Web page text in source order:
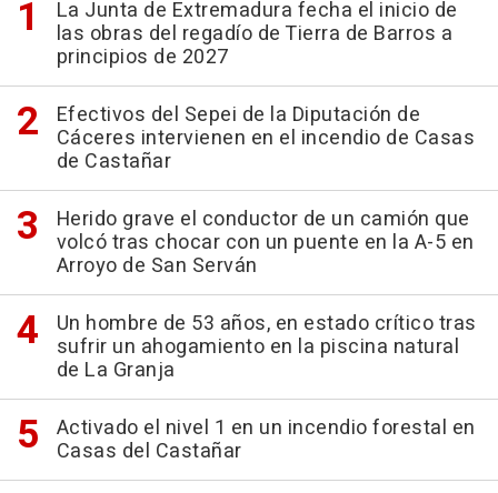
La Junta de Extremadura fecha el inicio de
las obras del regadío de Tierra de Barros a
principios de 2027
Efectivos del Sepei de la Diputación de
Cáceres intervienen en el incendio de Casas
de Castañar
Herido grave el conductor de un camión que
volcó tras chocar con un puente en la A-5 en
Arroyo de San Serván
Un hombre de 53 años, en estado crítico tras
sufrir un ahogamiento en la piscina natural
de La Granja
Activado el nivel 1 en un incendio forestal en
Casas del Castañar